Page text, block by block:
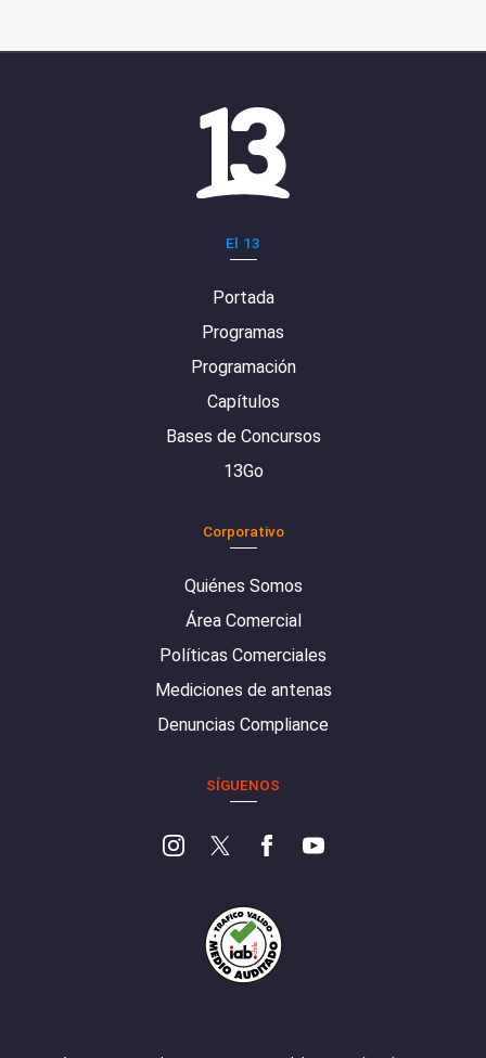
El 13
Portada
Programas
Programación
Capítulos
Bases de Concursos
13Go
Corporativo
Quiénes Somos
Área Comercial
Políticas Comerciales
Mediciones de antenas
Denuncias Compliance
SÍGUENOS